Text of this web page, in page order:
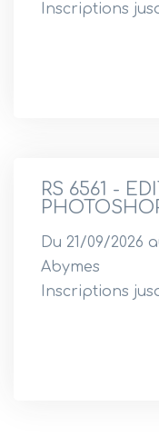
Inscriptions
RS 6561 -
Du 21/09/2026
Abymes
Inscriptions